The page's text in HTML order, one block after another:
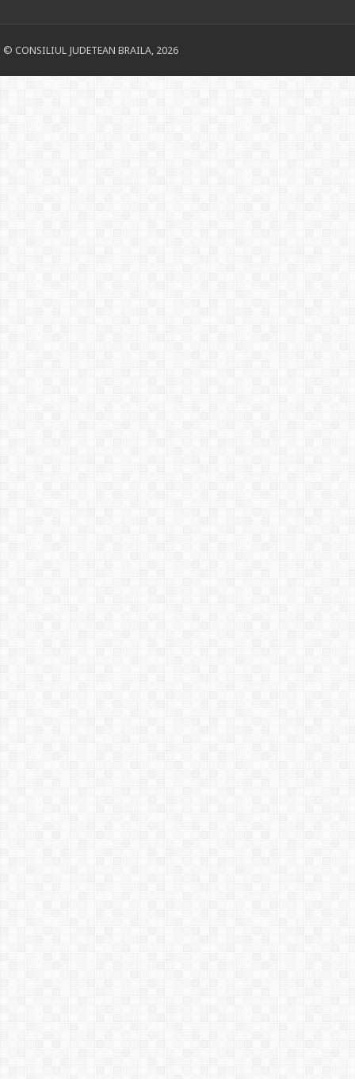
© CONSILIUL JUDETEAN BRAILA, 2026